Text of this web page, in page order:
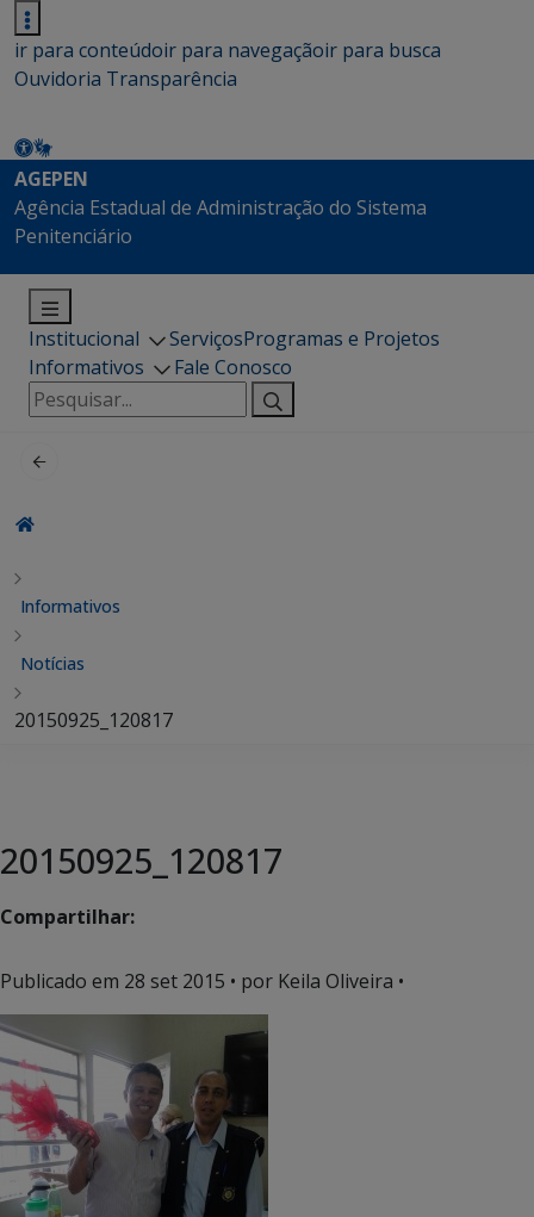
ir para conteúdoir para navegaçãoir para busca
Ouvidoria Transparência
AGEPEN
Agência Estadual de Administração do Sistema
Penitenciário
Institucional ServiçosProgramas e Projetos
Informativos
Fale Conosco
Pesquisar
por:
Informativos
Notícias
20150925_120817
20150925_120817
Compartilhar:
Publicado em 28 set 2015 • por Keila Oliveira •